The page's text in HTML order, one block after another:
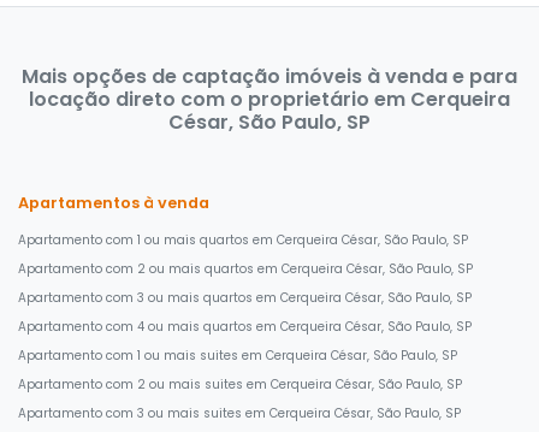
Mais opções de captação imóveis à venda e para
locação direto com o proprietário em Cerqueira
César, São Paulo, SP
Apartamentos à venda
Apartamento com 1 ou mais quartos em Cerqueira César, São Paulo, SP
Apartamento com 2 ou mais quartos em Cerqueira César, São Paulo, SP
Apartamento com 3 ou mais quartos em Cerqueira César, São Paulo, SP
Apartamento com 4 ou mais quartos em Cerqueira César, São Paulo, SP
Apartamento com 1 ou mais suites em Cerqueira César, São Paulo, SP
Apartamento com 2 ou mais suites em Cerqueira César, São Paulo, SP
Apartamento com 3 ou mais suites em Cerqueira César, São Paulo, SP